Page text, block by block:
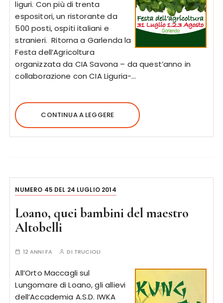
liguri. Con più di trenta
espositori, un ristorante da
500 posti, ospiti italiani e
stranieri. Ritorna a Garlenda la
Festa dell’Agricoltura
organizzata da CIA Savona – da quest’anno in
collaborazione con CIA Liguria-…
CONTINUA A LEGGERE
NUMERO 45 DEL 24 LUGLIO 2014
Loano, quei bambini del maestro
Altobelli
12 ANNI FA DI TRUCIOLI
All’Orto Maccagli sul
Lungomare di Loano, gli allievi
dell’Accademia A.S.D. IWKA